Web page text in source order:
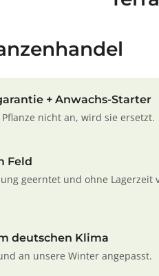
+ Anwachs-Starter
nicht an, wird sie ersetzt.
Feld
geerntet und ohne Lagerzeit
deutschen Klima
an unsere Winter angepasst.